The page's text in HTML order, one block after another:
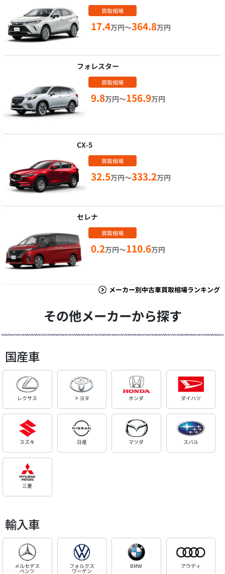
買取相場
17.4万円～364.8万円
フォレスター
買取相場
9.8万円～156.9万円
CX-5
買取相場
32.5万円～333.2万円
セレナ
買取相場
0.2万円～110.6万円
メーカー別中古車買取相場ランキング
その他メーカーから探す
国産車
レクサス トヨタ ホンダ ダイハツ
スズキ 日産 マツダ スバル
三菱
輸入車
メルセデス
ベンツ
フォルクス
ワーゲン
BMW アウディ